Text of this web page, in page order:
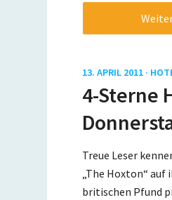
13. APRIL 2011 ·
4-Sterne
Treue Leser
„The Hoxton“
britischen Pfund